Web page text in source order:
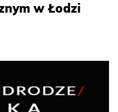
w Łodzi